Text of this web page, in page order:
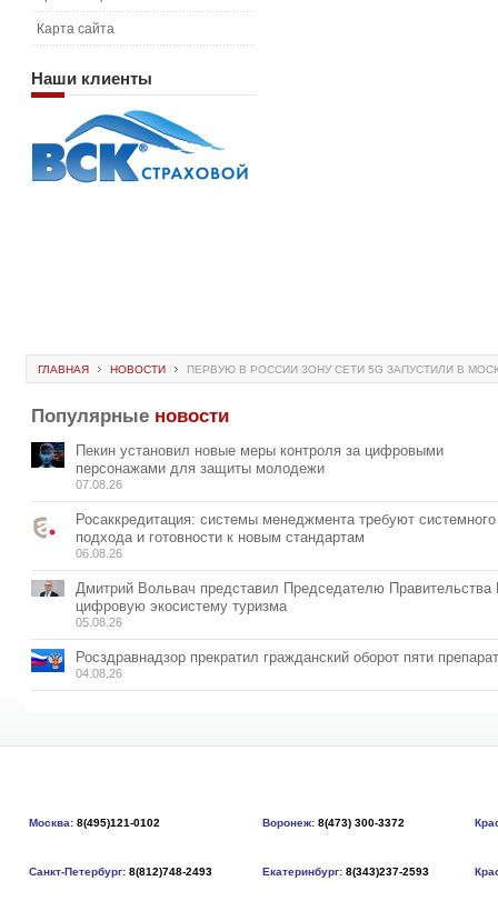
Карта сайта
Наши клиенты
ГЛАВНАЯ НОВОСТИ ПЕРВУЮ В РОССИИ ЗОНУ СЕТИ 5G ЗАПУСТИЛИ В
Популярные новости
Пекин установил новые меры контроля за цифровыми
персонажами для защиты молодежи
07.08.26
Росаккредитация: системы менеджмента требуют системного
подхода и готовности к новым стандартам
06.08.26
Дмитрий Вольвач представил Председателю
цифровую экосистему туризма
05.08.26
Росздравнадзор прекратил гражданский оборот пяти
04.08.26
Москва: 8(495)121-0102 Воронеж: 8(473) 300-3372
Санкт-Петербург: 8(812)748-2493 Екатеринбург: 8(343)237-2593